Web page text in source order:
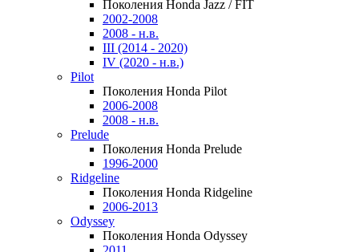
Поколения Honda Jazz / FIT
2002-2008
2008 - н.в.
III (2014 - 2020)
IV (2020 - н.в.)
Pilot
Поколения Honda Pilot
2006-2008
2008 - н.в.
Prelude
Поколения Honda Prelude
1996-2000
Ridgeline
Поколения Honda Ridgeline
2006-2013
Odyssey
Поколения Honda Odyssey